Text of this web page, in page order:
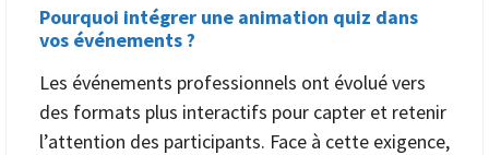
Pourquoi intégrer une animation quiz dans
vos événements ?
Les événements professionnels ont évolué vers
des formats plus interactifs pour capter et retenir
l’attention des participants. Face à cette exigence,